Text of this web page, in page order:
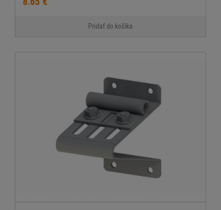
Pridať do košíka